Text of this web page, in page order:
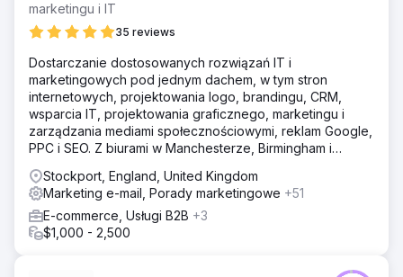
marketingu i IT
35 reviews
Dostarczanie dostosowanych rozwiązań IT i
marketingowych pod jednym dachem, w tym stron
internetowych, projektowania logo, brandingu, CRM,
wsparcia IT, projektowania graficznego, marketingu i
zarządzania mediami społecznościowymi, reklam Google,
PPC i SEO. Z biurami w Manchesterze, Birmingham i
Stockport, England, United Kingdom
Marketing e-mail, Porady marketingowe +51
E-commerce, Usługi B2B +3
$1,000 - 2,500